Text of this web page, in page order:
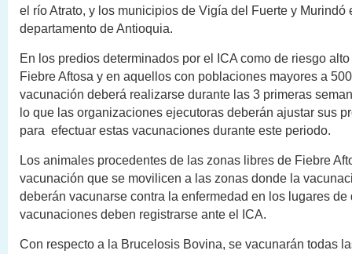
el río Atrato, y los municipios de Vigía del Fuerte y Murindó
departamento de Antioquia.
En los predios determinados por el ICA como de riesgo
Fiebre Aftosa y en aquellos con poblaciones mayores a
vacunación deberá realizarse durante las 3 primeras
lo que las organizaciones ejecutoras deberán ajustar sus
para efectuar estas vacunaciones durante este periodo.
Los animales procedentes de las zonas libres de Fiebre
vacunación que se movilicen a las zonas donde la
deberán vacunarse contra la enfermedad en los lugares de
vacunaciones deben registrarse ante el ICA.
Con respecto a la Brucelosis Bovina, se vacunarán todas